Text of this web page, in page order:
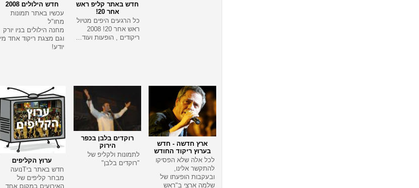
חדש באתר קליפ ראש
אחר 20!
כל הרגעים היפים מטיול
ראש אחר 20! 2008
ריקודים , הופעות ועוד...
חדש הילולים 2008
עכשיו באתר תמונות
מחו"ל
מחנה הילולים בניו יורק
וגם מצגת ריקוד אחד מי
יודע!
ארץ חדשה - חדש
בערוץ ריקוד החודש
לכל אלה שלא הפסיקו
להתקשר אלינו,
ובעקבות הופעתו של
שלמה ארצי ב"ראש
רוקדים בלבן בכפר
הירוק
לתמונות ולקליפ של
"רוקדים בלבן"
ערוץ הקליפים
חדש באתר ביTנועה
מבחר קליפים של
האירועים במקום אחד